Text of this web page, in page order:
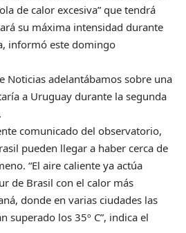
de calor excesiva” que tendrá
su máxima intensidad durante
informó este domingo
Noticias adelantábamos sobre una
a Uruguay durante la segunda
comunicado del observatorio,
pueden llegar a haber cerca de
“El aire caliente ya actúa
de Brasil con el calor más
donde en varias ciudades las
superado los 35º C”, indica el